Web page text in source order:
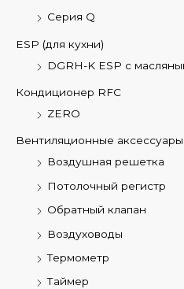
Серия Q
ESP (для кухни)
DGRH-K ESP с
Кондиционер RFC
ZERO
Вентиляционные аксессуары
Воздушная решетка
Потолочный регистр
Обратный клапан
Воздуховоды
Термометр
Таймер